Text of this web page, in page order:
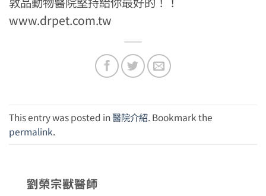
www.drpet.com.tw
This entry was posted in醫院介紹. Bookmark the
permalink.
劉榮宗獸醫師